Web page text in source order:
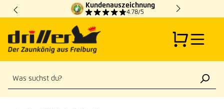
Zum Hauptinhalt springen
Kundenauszeichnung
4.78/5